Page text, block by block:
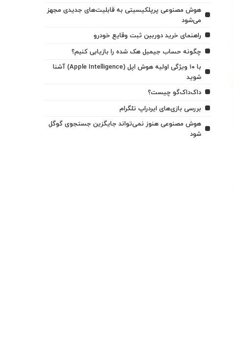
هوش مصنوعی پرپلکیسیتی به قابلیت‌های جدیدی مجهز
می‌شود
راهنمای خرید دوربین ثبت وقایع خودرو
چگونه حساب جیمیل هک شده را بازیابی کنیم؟
با ۱۰ ویژگی اولیه هوش اپل (Apple Intelligence) آشنا
شوید
داک‌داک‌گو چیست؟
بررسی بازی‌های ایردراپ تلگرام
هوش مصنوعی هنوز نمی‌تواند جایگزین جستجوی گوگل
شود